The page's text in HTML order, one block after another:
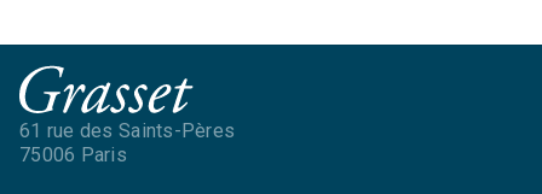
61 rue des Saints-Pères
75006 Paris